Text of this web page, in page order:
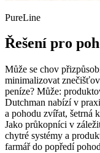
PureLine
Řešení pro
Může se chov
minimalizovat
peníze? Může:
Dutchman nabízí v
a pohodu zvířat, šetrná
Jako průkopníci v
chytré systémy a
farmář do popředí